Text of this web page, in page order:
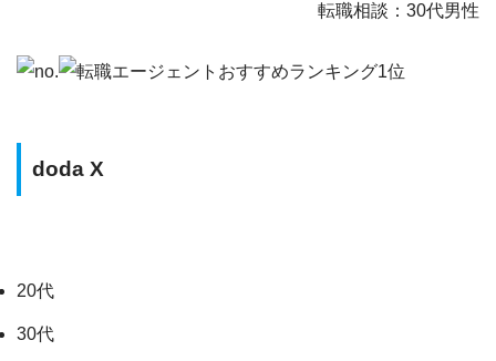
転職相談：30代男性
doda X
20代
30代